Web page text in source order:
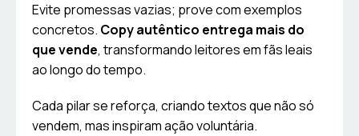
Evite promessas vazias; prove com exemplos
concretos. Copy autêntico entrega mais do
que vende, transformando leitores em fãs leais
ao longo do tempo.
Cada pilar se reforça, criando textos que não só
vendem, mas inspiram ação voluntária.